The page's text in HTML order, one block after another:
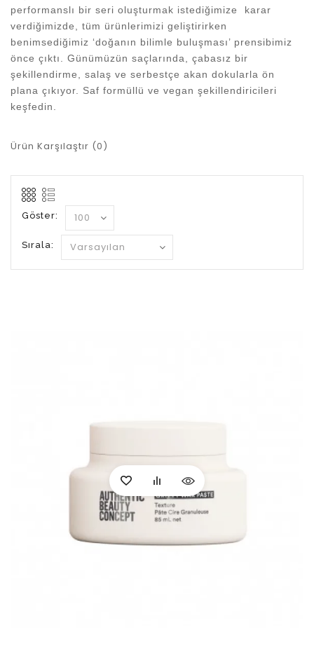
performanslı bir seri oluşturmak istediğimize
karar
verdiğimizde, tüm ürünlerimizi geliştirirken
benimsediğimiz ‘doğanın bilimle buluşması’ prensibimiz
önce çıktı. Günümüzün saçlarında, çabasız bir
şekillendirme, salaş ve serbestçe akan dokularla ön
plana çıkıyor.
Saf formüllü ve vegan şekillendiricileri
keşfedin.
Ürün Karşılaştır (0)
Göster:
Sırala: